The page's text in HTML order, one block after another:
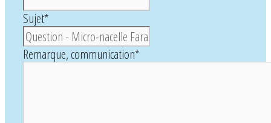
Sujet*
Remarque, communication*